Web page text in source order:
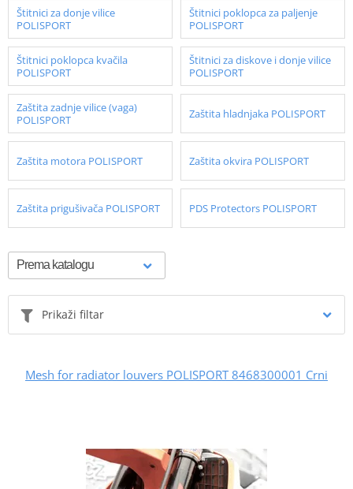
Štitnici za donje vilice
POLISPORT
Štitnici poklopca za paljenje
POLISPORT
Štitnici poklopca kvačila
POLISPORT
Štitnici za diskove i donje vilice
POLISPORT
Zaštita zadnje vilice (vaga)
POLISPORT
Zaštita hladnjaka POLISPORT
Zaštita motora POLISPORT Zaštita okvira POLISPORT
Zaštita prigušivača POLISPORT PDS Protectors POLISPORT
Prikaži filtar
Mesh for radiator louvers POLISPORT 8468300001 Crni